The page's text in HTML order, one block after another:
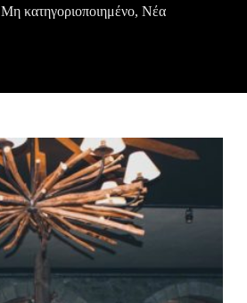
Μη κατηγοριοποιημένο, Νέα